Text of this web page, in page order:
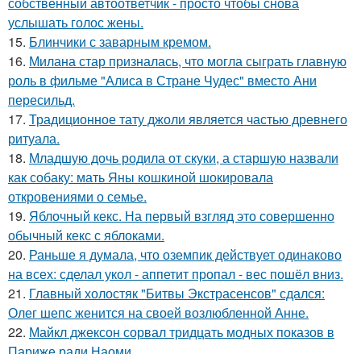
услышать голос жены.
15. Блинчики с заварным кремом.
16. Милана стар призналась, что могла сыграть главную
роль в фильме "Алиса в Стране Чудес" вместо Ани
пересильд.
17. Традиционное тату джоли является частью древнего
ритуала.
18. Младшую дочь родила от скуки, а старшую назвали
как собаку: мать Яны кошкиной шокировала
откровениями о семье.
19. Яблочный кекс. На первый взгляд это совершенно
обычный кекс с яблоками.
20. Раньше я думала, что оземпик действует одинаково
на всех: сделал укол - аппетит пропал - вес пошёл вниз.
21. Главный холостяк "Битвы Экстрасенсов" сдался:
Олег шепс женится на своей возлюбленной Анне.
22. Майкл джексон сорвал тридцать модных показов в